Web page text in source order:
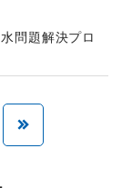
問題解決プロ